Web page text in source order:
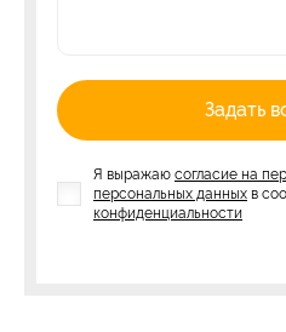
Я выражаю согласие на
персональных данных в
конфиденциальности